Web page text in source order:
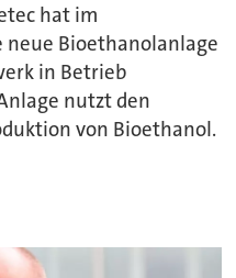
hat im
Bioethanolanlage
in Betrieb
nutzt den
von Bioethanol.